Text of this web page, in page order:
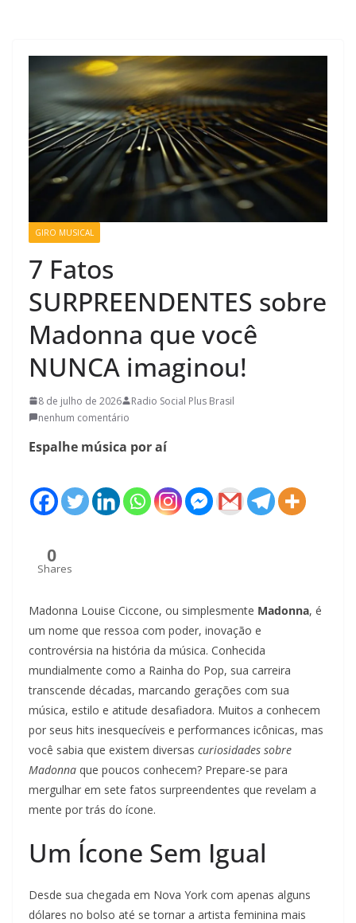
GIRO MUSICAL
7 Fatos
SURPREENDENTES sobre
Madonna que você
NUNCA imaginou!
8 de julho de 2026
Radio Social Plus Brasil
nenhum comentário
Espalhe música por aí
0
Shares
Madonna Louise Ciccone, ou simplesmente Madonna, é
um nome que ressoa com poder, inovação e
controvérsia na história da música. Conhecida
mundialmente como a Rainha do Pop, sua carreira
transcende décadas, marcando gerações com sua
música, estilo e atitude desafiadora. Muitos a conhecem
por seus hits inesquecíveis e performances icônicas, mas
você sabia que existem diversas curiosidades sobre
Madonna que poucos conhecem? Prepare-se para
mergulhar em sete fatos surpreendentes que revelam a
mente por trás do ícone.
Um Ícone Sem Igual
Desde sua chegada em Nova York com apenas alguns
dólares no bolso até se tornar a artista feminina mais